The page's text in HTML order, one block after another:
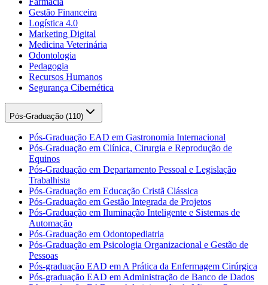
Gestão Financeira
Logística 4.0
Marketing Digital
Medicina Veterinária
Odontologia
Pedagogia
Recursos Humanos
Segurança Cibernética
Pós-Graduação (110)
Pós-Graduação EAD em Gastronomia Internacional
Pós-Graduação em Clínica, Cirurgia e Reprodução de
Equinos
Pós-Graduação em Departamento Pessoal e Legislação
Trabalhista
Pós-Graduação em Educação Cristã Clássica
Pós-Graduação em Gestão Integrada de Projetos
Pós-Graduação em Iluminação Inteligente e Sistemas de
Automação
Pós-Graduação em Odontopediatria
Pós-Graduação em Psicologia Organizacional e Gestão de
Pessoas
Pós-graduação EAD em A Prática da Enfermagem Cirúrgica
Pós-graduação EAD em Administração de Banco de Dados